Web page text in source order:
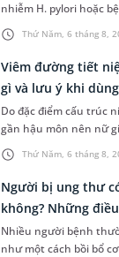
Thứ Năm, 6 tháng 8,
nhiễm H. pylori hoặc
khác. Dựa theo
cân nhắc chỉ định p...
Thứ Năm, 6 tháng 8,
Viêm đường tiết
gì và lưu ý khi
Do đặc điểm cấu trúc
gần hậu môn nên nữ
đường tiết niệu hơn
nhân, mức độ nhiễm
Người bị ung thư
không? Những
Nhiều người bệnh
như một cách bồi bổ